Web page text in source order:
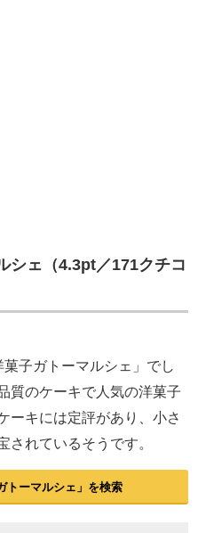
シェ（4.3pt／171クチコ
子ガトーマルシェ」でし
質のケーキで人気の洋菓子
ーキには定評があり、小さ
されているそうです。
トーマルシェ」を検索